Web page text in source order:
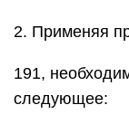
2. Применяя
191,
следующее: